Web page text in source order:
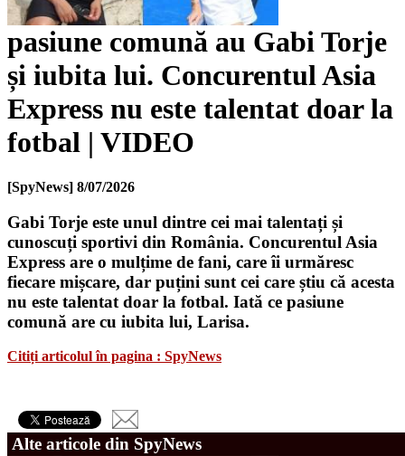
pasiune comună au Gabi Torje
și iubita lui. Concurentul Asia
Express nu este talentat doar la
fotbal | VIDEO
[SpyNews] 8/07/2026
Gabi Torje este unul dintre cei mai talentați și
cunoscuți sportivi din România. Concurentul Asia
Express are o mulțime de fani, care îi urmăresc
fiecare mișcare, dar puțini sunt cei care știu că acesta
nu este talentat doar la fotbal. Iată ce pasiune
comună are cu iubita lui, Larisa.
Citiți articolul în pagina : SpyNews
Alte articole din SpyNews